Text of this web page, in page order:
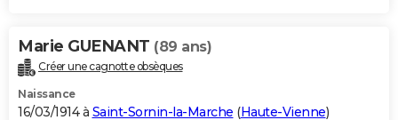
Marie GUENANT (89 ans)
Créer une cagnotte obsèques
Naissance
16/03/1914 à Saint-Sornin-la-Marche (Haute-Vienne)